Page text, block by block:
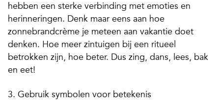
hebben een sterke verbinding met emoties en
herinneringen. Denk maar eens aan hoe
zonnebrandcrème je meteen aan vakantie doet
denken. Hoe meer zintuigen bij een ritueel
betrokken zijn, hoe beter. Dus zing, dans, lees, bak
en eet!
3. Gebruik symbolen voor betekenis